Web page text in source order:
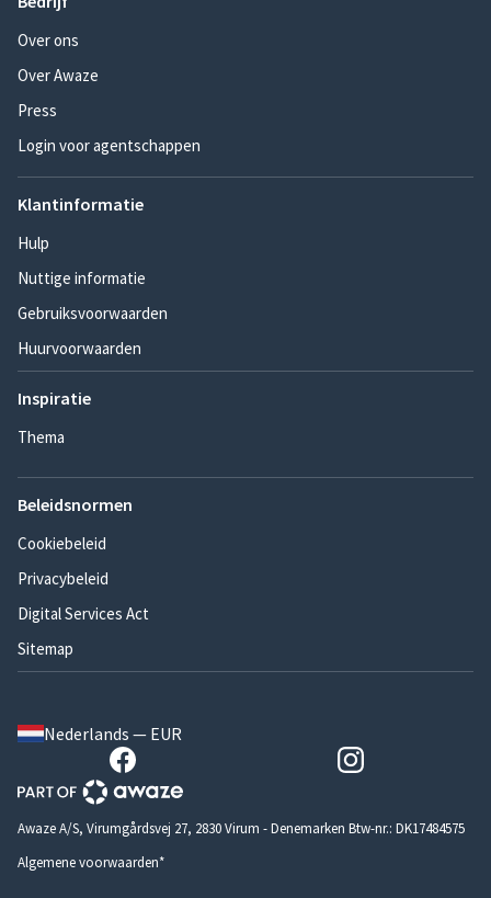
Over ons
Over Awaze
Press
Login voor agentschappen
Klantinformatie
Hulp
Nuttige informatie
Gebruiksvoorwaarden
Huurvoorwaarden
Inspiratie
Thema
Beleidsnormen
Cookiebeleid
Privacybeleid
Digital Services Act
Sitemap
Nederlands — EUR
Awaze A/S, Virumgårdsvej 27, 2830 Virum - Denemarken Btw-nr.: DK17484575
Algemene voorwaarden*